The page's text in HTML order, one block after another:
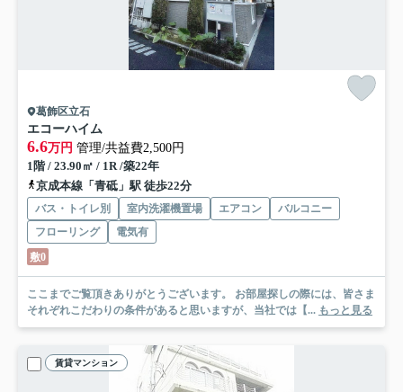
葛飾区立石
エコーハイム
6.6万円 管理/共益費2,500円
1階 / 23.90㎡ / 1R /築22年
京成本線「青砥」駅 徒歩22分
バス・トイレ別 室内洗濯機置場 エアコン
バルコニー
フローリング
電気有
敷0
ここまでご覧頂きありがとうございます。 お部屋探しの際には、皆さま
それぞれこだわりの条件があると思いますが、当社では【... もっと見る
賃貸マンション